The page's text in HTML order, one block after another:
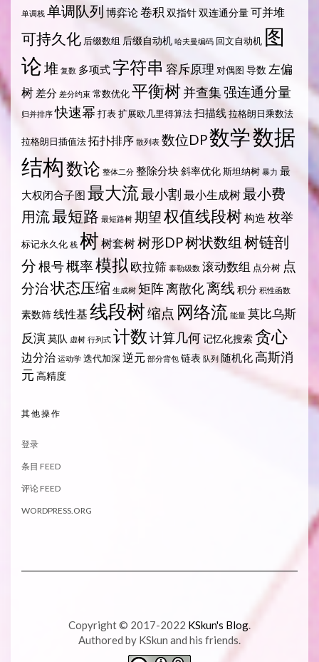
单调栈 单调队列 博弈论卷积 双指针双连通分量可并堆
可持久化 后缀数组 后缀自动机 哈夫曼编码 回文自动机 图
论堆 复数 多项式字符串容斥原理 对偶图 导数 左偏
树 差分 差分约束 常数优化平衡树并查集强连通分量
归并排序 快速幂 打表扩展欧几里得算法扫描线拉格朗日乘数法
拉格朗日插值法拓扑排序 散列表 数位DP数学数据
结构数论 整体二分 整除分块斜率优化斯坦纳树 暴力 最
大权闭合子图 最大流最小割 最小生成树最小费
用流最短路 最短路树 期望权值线段树构造 枚举
标记永久化 栈 树 树套树树形DP树状数组 树链剖
分根号概率模拟 欧拉筛 泰勒级数 滚动数组 点分树 点
分治状态压缩 生成树 矩阵离散化离线 积分 积性函数
素数筛线性基 线段树缩点 网络流 能量 莫比乌斯
反演莫队 虚树 行列式 计数计算几何记忆化搜索贪心
边分治 运动学 迭代加深 逆元 部分背包 链表 队列 随机化高斯消
元 高精度
其他操作
登录
条目 FEED
评论 FEED
WORDPRESS.ORG
Copyright © 2017-2022 KSkun's Blog.
Authored by KSkun and his friends.